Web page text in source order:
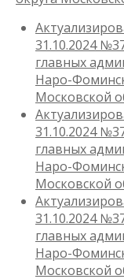
31.10.2024
главных
Наро-
Московской
31.10.2024
главных
Наро-
Московской
31.10.2024
главных
Наро-
Московской